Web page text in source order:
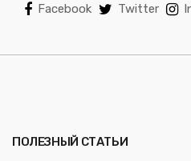
Facebook Twitter
ПОЛЕЗНЫЙ СТАТЬИ